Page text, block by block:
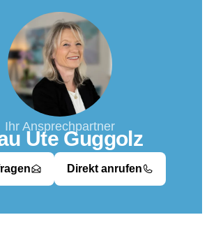
Ihr Ansprechpartner
Ute Guggolz
Direkt anrufen